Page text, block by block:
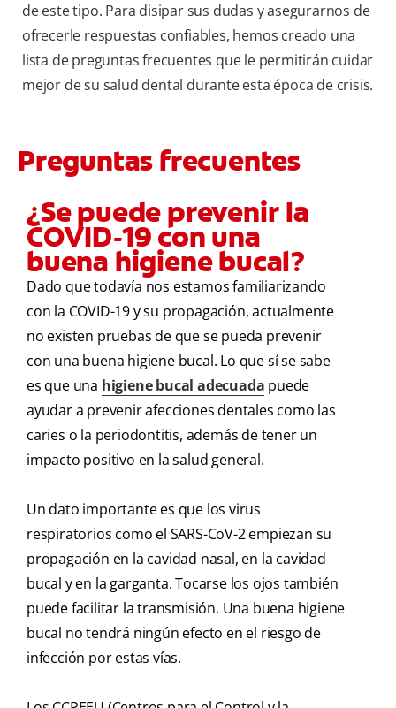
de este tipo. Para disipar sus dudas y asegurarnos de
ofrecerle respuestas confiables, hemos creado una
lista de preguntas frecuentes que le permitirán cuidar
mejor de su salud dental durante esta época de crisis.
Preguntas frecuentes
¿Se puede prevenir la
COVID-19 con una
buena higiene bucal?
Dado que todavía nos estamos familiarizando
con la COVID-19 y su propagación, actualmente
no existen pruebas de que se pueda prevenir
con una buena higiene bucal. Lo que sí se sabe
es que una higiene bucal adecuada puede
ayudar a prevenir afecciones dentales como las
caries o la periodontitis, además de tener un
impacto positivo en la salud general.
Un dato importante es que los virus
respiratorios como el SARS-CoV-2 empiezan su
propagación en la cavidad nasal, en la cavidad
bucal y en la garganta. Tocarse los ojos también
puede facilitar la transmisión. Una buena higiene
bucal no tendrá ningún efecto en el riesgo de
infección por estas vías.